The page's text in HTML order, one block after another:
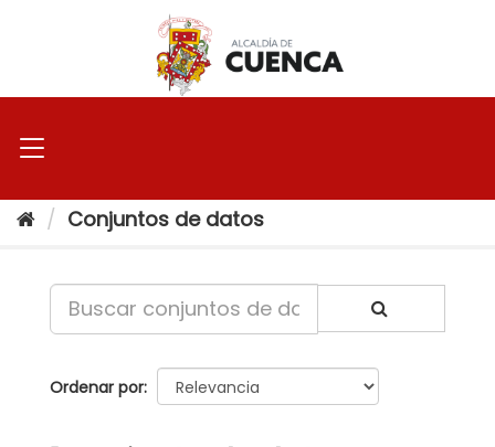
Conjuntos de datos
Ordenar por